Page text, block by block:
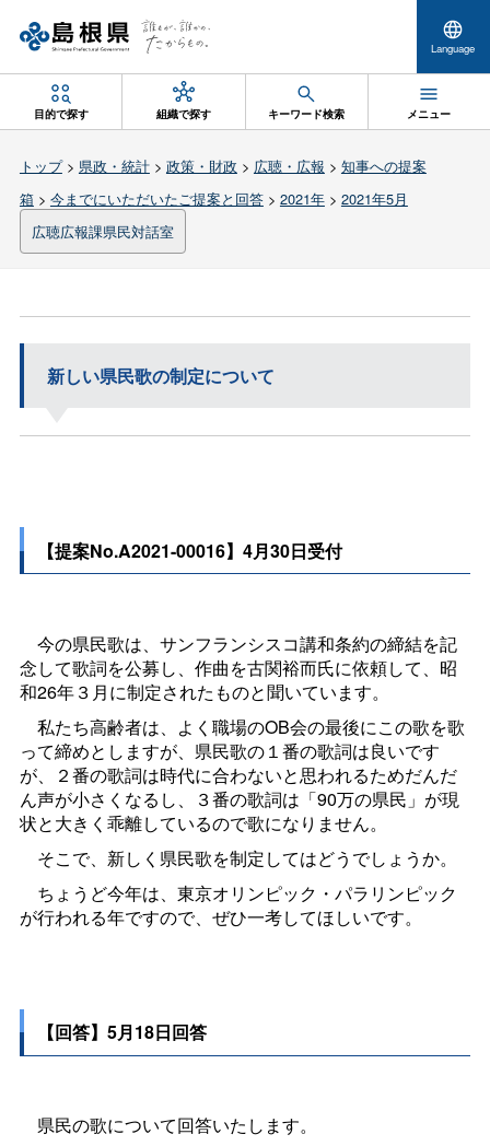
Language
目的で探す 組織で探す キーワード検索 メニュー
トップ> 県政・統計> 政策・財政 > 広聴・広報 > 知事への提案
箱> 今までにいただいたご提案と回答> 2021年> 2021年5月
広聴広報課県民対話室
新しい県民歌の制定について
【提案No.A2021-00016】4月30日受付
今の県民歌は、サンフランシスコ講和条約の締結を記
念して歌詞を公募し、作曲を古関裕而氏に依頼して、昭
和26年３月に制定されたものと聞いています。
私たち高齢者は、よく職場のOB会の最後にこの歌を歌
って締めとしますが、県民歌の１番の歌詞は良いです
が、２番の歌詞は時代に合わないと思われるためだんだ
ん声が小さくなるし、３番の歌詞は「90万の県民」が現
状と大きく乖離しているので歌になりません。
そこで、新しく県民歌を制定してはどうでしょうか。
ちょうど今年は、東京オリンピック・パラリンピック
が行われる年ですので、ぜひ一考してほしいです。
【回答】5月18日回答
県民の歌について回答いたします。